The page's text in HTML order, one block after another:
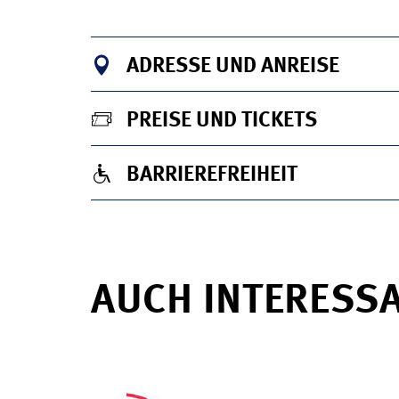
ADRESSE UND ANREISE
PREISE UND TICKETS
BARRIEREFREIHEIT
AUCH